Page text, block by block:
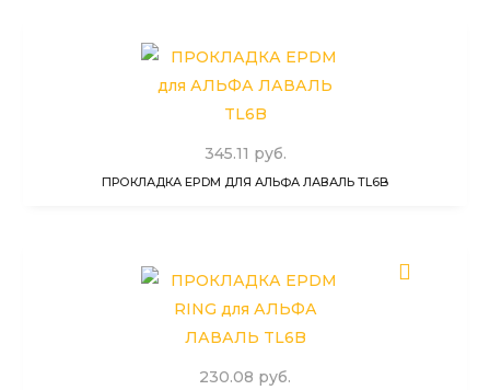
345.11 руб.
ПРОКЛАДКА EPDM ДЛЯ АЛЬФА ЛАВАЛЬ TL6B
230.08 руб.